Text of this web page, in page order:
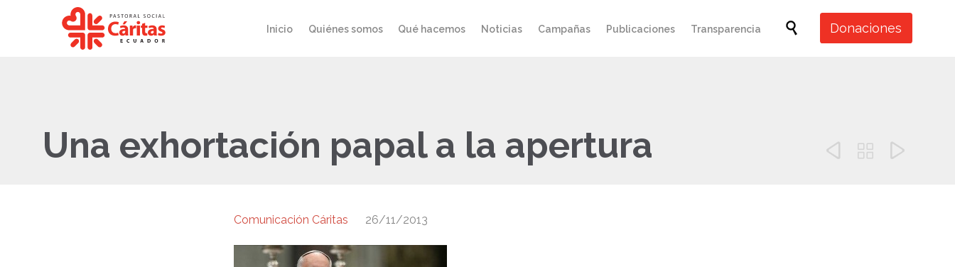
Skip
Inicio Quiénes somos Qué hacemos Noticias Campañas Publicaciones Transparencia  Donaciones
Una exhortación papal a la apertura   
Comunicación Cáritas 26/11/2013